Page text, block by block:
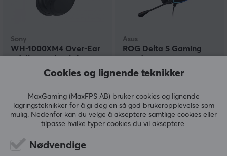
Sony
WH-1000XM4 Over-Ear
Trådløs Hodetelefoner -
3289 kr
Asus
ROG Delta S Gaming
Headset
(PC/PS4/Switch)
(0)
2190 kr
Cookies og lignende teknikker
MaxGaming (MaxFPS AB) bruker cookies og lignende
lagringsteknikker for å gi deg en så god brukeropplevelse som
mulig. Nedenfor kan du velge å akseptere samtlige cookies eller
tilpasse hvilke typer cookies du vil akseptere.
Nødvendige